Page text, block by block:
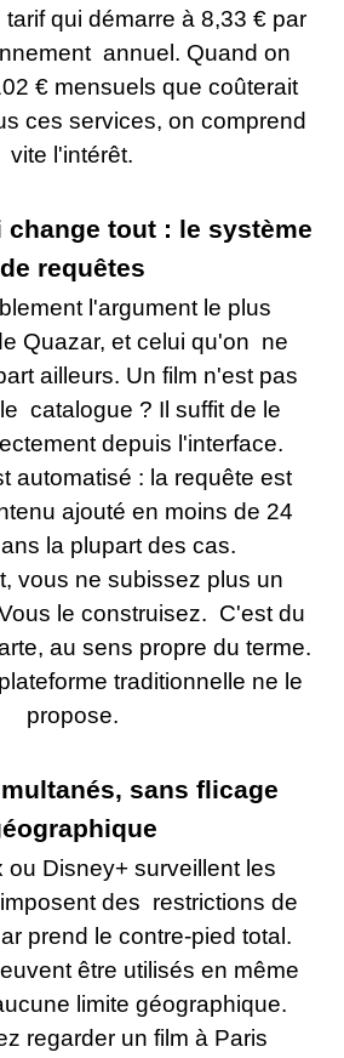
qui démarre à 8,33 € par
annuel. Quand on
€ mensuels que coûterait
ces services, on comprend
vite l'intérêt.
change tout : le système
de requêtes
l'argument le plus
Quazar, et celui qu'on ne
ailleurs. Un film n'est pas
catalogue ? Il suffit de le
depuis l'interface.
automatisé : la requête est
ajouté en moins de 24
la plupart des cas.
vous ne subissez plus un
le construisez. C'est du
au sens propre du terme.
traditionnelle ne le
propose.
sans flicage
Disney+ surveillent les
des restrictions de
prend le contre-pied total.
être utilisés en même
limite géographique.
regarder un film à Paris